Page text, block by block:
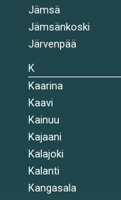
Jämsä
Jämsänkoski
Järvenpää
K
Kaarina
Kaavi
Kainuu
Kajaani
Kalajoki
Kalanti
Kangasala